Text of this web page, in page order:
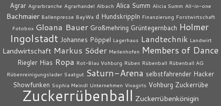
Agrar Agrarbranche Agrarhandel Albach Alica Summ Alicia Summ All-in-one
Bachmaier Ballenpresse BayWa d Hundskrippln Finanzierung Forstwirtschaft
Fotobox Gloana Bauer Großmehring Grüntegernbach Holmer
Ingolstadt Johannes Pöppel Lagerhaus Landtechnik Landwirt
Landwirtschaft Markus Söder Meilenhofen Members of Dance
Riegler Hias Ropa Rot-Blau Vohburg Rüben Rübenball Rübenball AG
Rübenreinigungslader Saatgut Saturn-Arena selbstfahrender Hacker
Showfunken Sophia Meindl Unternehmen Vivagirls Vohburg Zuckerrübe
Zuckerrübenball Zuckerrübenkönigin